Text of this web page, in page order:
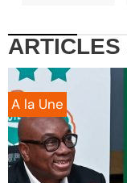
ARTICLES
A la Une